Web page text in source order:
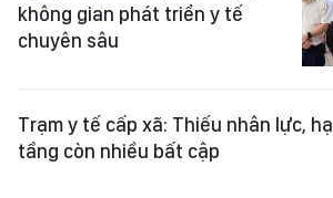
không gian phát triển y tế
chuyên sâu
Trạm y tế cấp xã: Thiếu nhân lực, hạ
tầng còn nhiều bất cập